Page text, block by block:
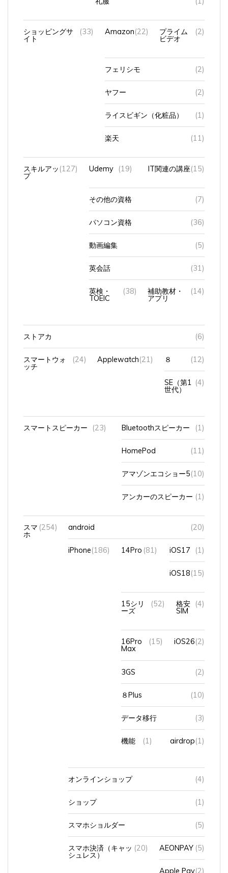
ショッピングサ (33) Amazon(22) プライム
ビデオ
(2)
フェリシモ (2)
ヤフー (2)
ライスビギン（化粧品） (1)
楽天 (11)
スキルアッ(127) Udemy (19) IT関連の講座(15)
その他の資格 (7)
パソコン資格 (36)
動画編集 (5)
英会話 (31)
英検・
TOEIC
(38) 補助教材・
アプリ
(14)
ストアカ (6)
スマートウォ (24) Applewatch(21) ８ (12)
SE（第1
世代）
(4)
スマートスピーカー (23) Bluetoothスピーカー (1)
HomePod (11)
アマゾンエコショー5(10)
アンカーのスピーカー (1)
スマ(254) android (20)
iPhone(186) 14Pro(81) iOS17 (1)
iOS18(15)
15シリ (52) 格安
SIM
(4)
16Pro (15) iOS26(2)
3GS (2)
８Plus (10)
データ移行 (3)
機能 (1) airdrop(1)
オンラインショップ (4)
ショップ (1)
スマホショルダー (5)
スマホ決済（キャッ
シュレス）
(20) AEONPAY(5)
Apple Pay(2)